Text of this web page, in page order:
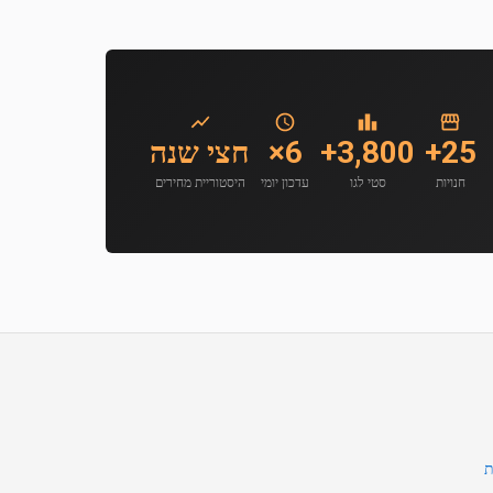
25+
חנויות
3,800+
סטי לגו
6×
עדכון יומי
חצי שנה
היסטוריית מחירים